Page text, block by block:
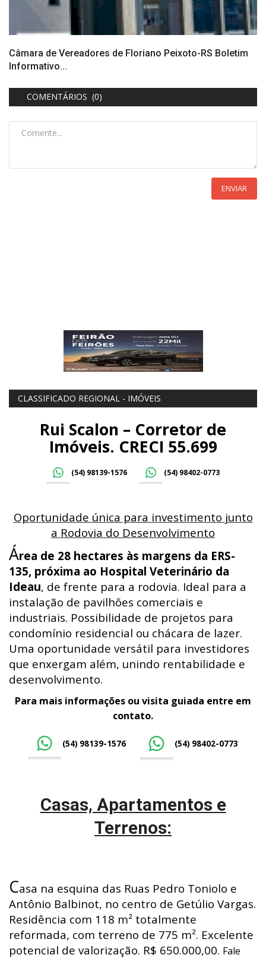
Câmara de Vereadores de Floriano Peixoto-RS Boletim
Informativo...
COMENTÁRIOS (0)
ENVIAR
CLASSIFICADO REGIONAL - IMÓVEIS
Rui Scalon – Corretor de
Imóveis. CRECI 55.699
(54) 98139-1576 (54) 98402-0773
Oportunidade única para investimento junto
a Rodovia do Desenvolvimento
Área de 28 hectares às margens da ERS-
135, próxima ao Hospital Veterinário da
Ideau, de frente para a rodovia. Ideal para a
instalação de pavilhões comerciais e
industriais. Possibilidade de projetos para
condomínio residencial ou chácara de lazer.
Uma oportunidade versátil para investidores
que enxergam além, unindo rentabilidade e
desenvolvimento.
Para mais informações ou visita guiada entre em
contato.
(54) 98139-1576 (54) 98402-0773
Casas, Apartamentos e
Terrenos:
Casa na esquina das Ruas Pedro Toniolo e
Antônio Balbinot, no centro de Getúlio Vargas.
Residência com 118 m² totalmente
reformada, com terreno de 775 m². Excelente
potencial de valorização. R$ 650.000,00. Fale